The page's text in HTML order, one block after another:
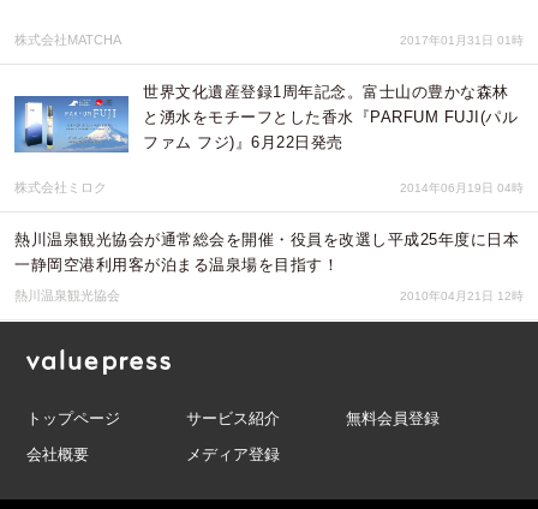
株式会社MATCHA 2017年01月31日 01時
世界文化遺産登録1周年記念。富士山の豊かな森林
と湧水をモチーフとした香水『PARFUM FUJI(パル
ファム フジ)』6月22日発売
株式会社ミロク 2014年06月19日 04時
熱川温泉観光協会が通常総会を開催・役員を改選し平成25年度に日本
一静岡空港利用客が泊まる温泉場を目指す！
熱川温泉観光協会 2010年04月21日 12時
トップページ サービス紹介
無料会員登録
会社概要
メディア登録